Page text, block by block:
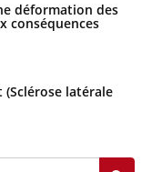
déformation des
conséquences
(Sclérose latérale